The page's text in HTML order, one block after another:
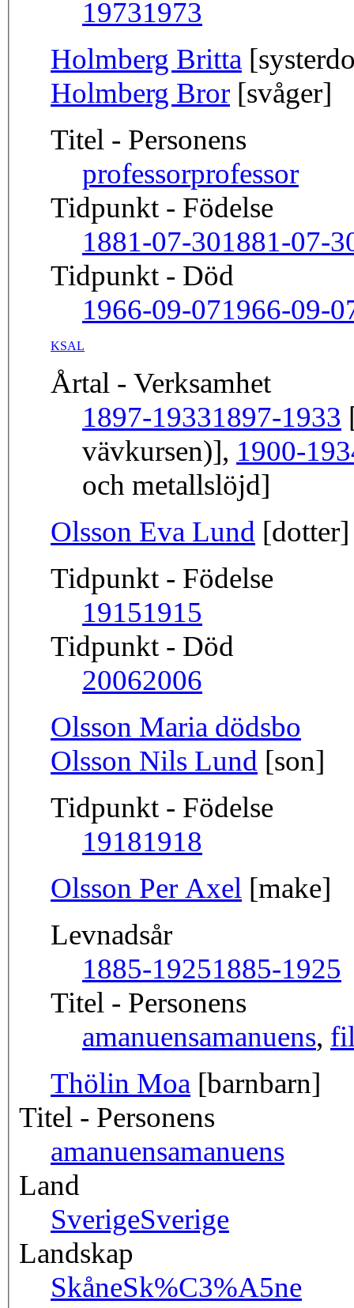
19731973
Holmberg Britta
Holmberg Bror [svåger]
Titel - Personens
professorprofessor
Tidpunkt - Födelse
1881-07-301881-07-
Tidpunkt - Död
1966-09-071966-09-
KSAL
Årtal - Verksamhet
1897-19331897-1933
vävkursen)], 1900-
och metallslöjd]
Olsson Eva Lund [dotter]
Tidpunkt - Födelse
19151915
Tidpunkt - Död
20062006
Olsson Maria dödsbo
Olsson Nils Lund [son]
Tidpunkt - Födelse
19181918
Olsson Per Axel [make]
Levnadsår
1885-19251885-1925
Titel - Personens
amanuensamanuens,
Thölin Moa [barnbarn]
Titel - Personens
amanuensamanuens
Land
SverigeSverige
Landskap
SkåneSk%C3%A5ne